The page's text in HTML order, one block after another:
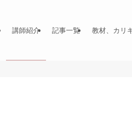
講師紹介 記事一覧 教材、カリ